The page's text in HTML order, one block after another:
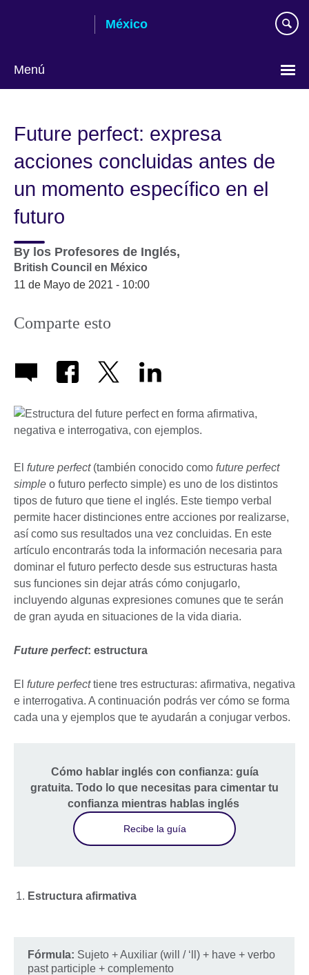
México
Menú
language
Future perfect: expresa
acciones concluidas antes de
un momento específico en el
futuro
By los Profesores de Inglés,
British Council en México
11 de Mayo de 2021 - 10:00
Comparte esto
El future perfect (también conocido como future perfect
simple o futuro perfecto simple) es uno de los distintos
tipos de futuro que tiene el inglés. Este tiempo verbal
permite hacer distinciones entre acciones por realizarse,
así como sus resultados una vez concluidas. En este
artículo encontrarás toda la información necesaria para
dominar el futuro perfecto desde sus estructuras hasta
sus funciones sin dejar atrás cómo conjugarlo,
incluyendo algunas expresiones comunes que te serán
de gran ayuda en situaciones de la vida diaria.
Future perfect: estructura
El future perfecttiene tres estructuras: afirmativa, negativa
e interrogativa. A continuación podrás ver cómo se forma
cada una y ejemplos que te ayudarán a conjugar verbos.
Cómo hablar inglés con confianza: guía
gratuita. Todo lo que necesitas para cimentar tu
confianza mientras hablas inglés
Recibe la guía
Estructura afirmativa
Fórmula: Sujeto + Auxiliar (will / ‘ll) + have + verbo
past participle + complemento